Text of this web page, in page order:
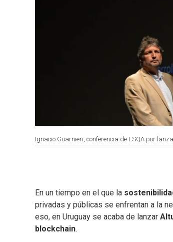
Ignacio Guarnieri, conferencia de LSQA por
En un tiempo en el que la
privadas y públicas se enfrentan a la
eso, en Uruguay se acaba de lanzar
blockchain.